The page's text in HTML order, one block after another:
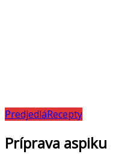
PredjedláRecepty
Príprava aspiku